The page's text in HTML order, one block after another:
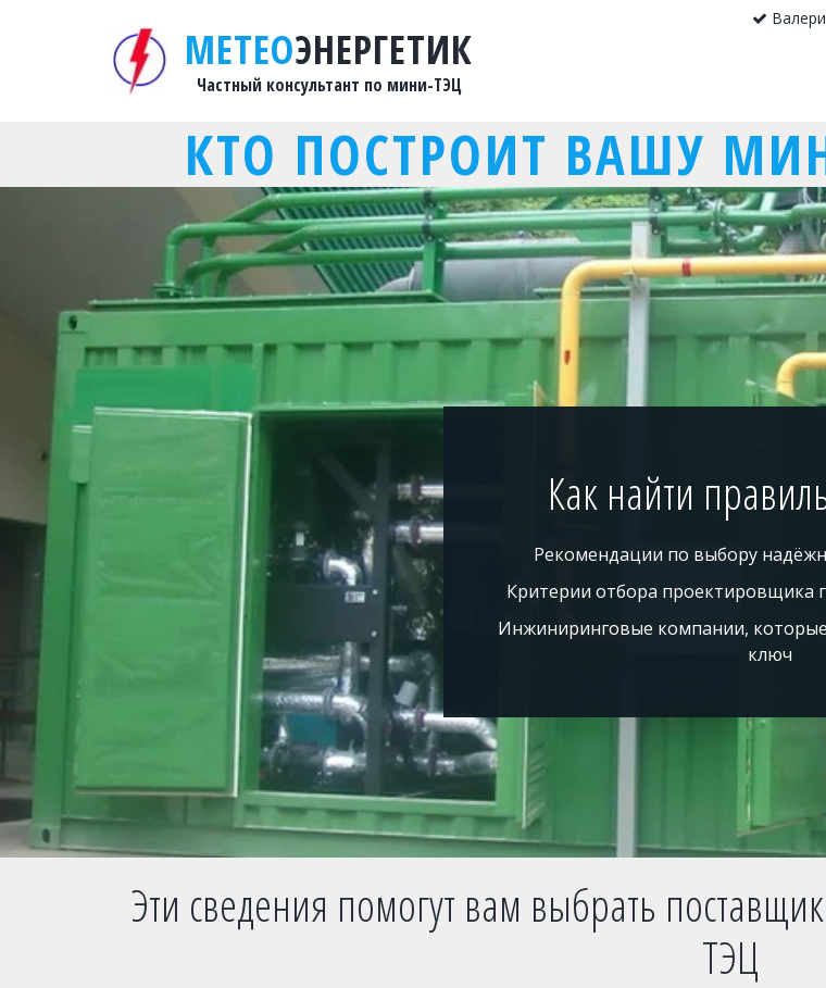
М­­­­ЕТЕ­­О­­ЭНЕРГЕТИК
Частный консультант по мини-ТЭЦ
КТО ПОСТРОИТ ВАШУ
Как найти
Рекомендации по выбору
Критерии отбора проектировщика
Инжиниринговые компании,
ключ
Эти сведения помогут вам выбрать
ТЭЦ